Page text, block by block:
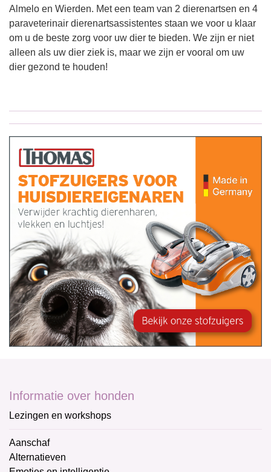
Almelo en Wierden. Met een team van 2 dierenartsen en 4
paraveterinair dierenartsassistentes staan we voor u klaar
om u de beste zorg voor uw dier te bieden. We zijn er niet
alleen als uw dier ziek is, maar we zijn er vooral om uw
dier gezond te houden!
Informatie over honden
Lezingen en workshops
Aanschaf
Alternatieven